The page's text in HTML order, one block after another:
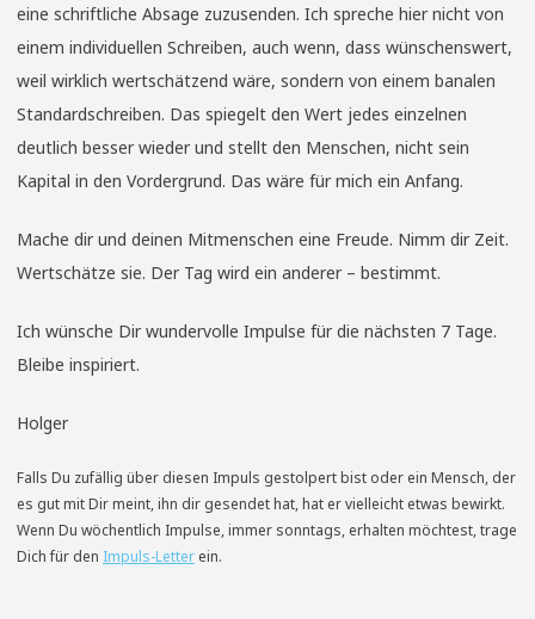
eine schriftliche Absage zuzusenden. Ich spreche hier nicht von
einem individuellen Schreiben, auch wenn, dass wünschenswert,
weil wirklich wertschätzend wäre, sondern von einem banalen
Standardschreiben. Das spiegelt den Wert jedes einzelnen
deutlich besser wieder und stellt den Menschen, nicht sein
Kapital in den Vordergrund. Das wäre für mich ein Anfang.
Mache dir und deinen Mitmenschen eine Freude. Nimm dir Zeit.
Wertschätze sie. Der Tag wird ein anderer – bestimmt.
Ich wünsche Dir wundervolle Impulse für die nächsten 7 Tage.
Bleibe inspiriert.
Holger
Falls Du zufällig über diesen Impuls gestolpert bist oder ein Mensch, der
es gut mit Dir meint, ihn dir gesendet hat, hat er vielleicht etwas bewirkt.
Wenn Du wöchentlich Impulse, immer sonntags, erhalten möchtest, trage
Dich für den Impuls-Letter ein.